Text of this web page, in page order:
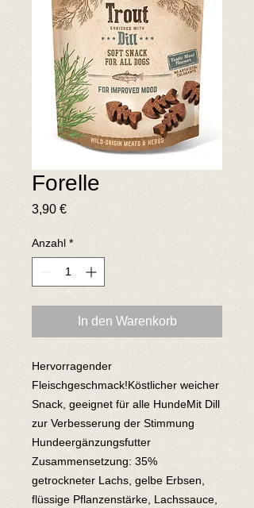
Forelle
3,90 €Preis
Anzahl *
In den Warenkorb
Hervorragender
Fleischgeschmack!Köstlicher weicher
Snack, geeignet für alle HundeMit Dill
zur Verbesserung der Stimmung
Hundeergänzungsfutter
Zusammensetzung: 35%
getrockneter Lachs, gelbe Erbsen,
flüssige Pflanzenstärke, Lachssauce,